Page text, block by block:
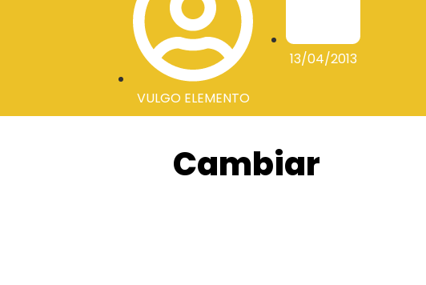
VULGO ELEMENTO
13/04/2013
Cambiar